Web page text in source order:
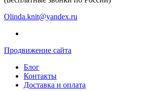
Olinda.knit@yandex.ru
Продвижение сайта
Блог
Контакты
Доставка и оплата